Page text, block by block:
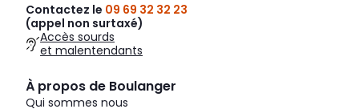
Contactez le 09 69 32 32 23
(appel non surtaxé)
Accès sourds
et malentendants
À propos de Boulanger
Qui sommes nous